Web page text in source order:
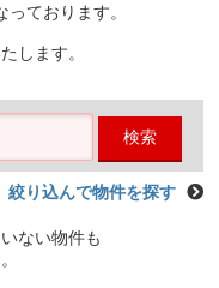
ております。
します。
検索
絞り込んで物件を探す
ない物件も